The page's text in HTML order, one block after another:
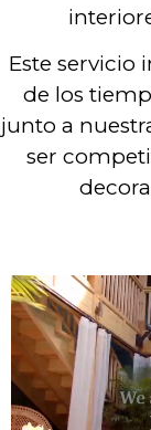
Este
de los
junto a
ser